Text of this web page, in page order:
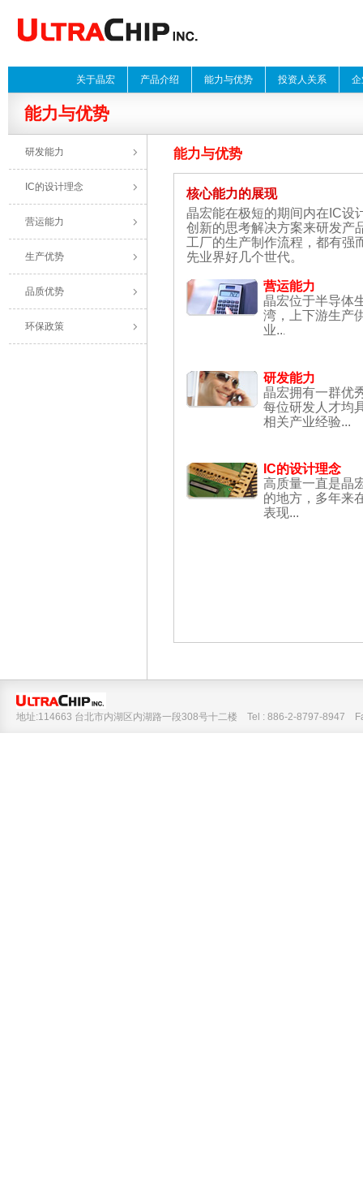
关于晶宏 产品介绍 能力与优势 投资人关系
能力与优势
研发能力
IC的设计理念
营运能力
生产优势
品质优势
环保政策
能力与优势
核心能力的展现
晶宏能在极短的期间内在IC设
创新的思考解决方案来研发产
工厂的生产制作流程，都有强
先业界好几个世代。
营运能力
晶宏位于半导体
湾，上下游生产
业...
研发能力
晶宏拥有一群优
每位研发人才均
相关产业经验...
IC的设计理念
高质量一直是晶
的地方，多年来
表现...
地址:114663 台北市内湖区内湖路一段308号十二楼 Tel : 886-2-8797-8947